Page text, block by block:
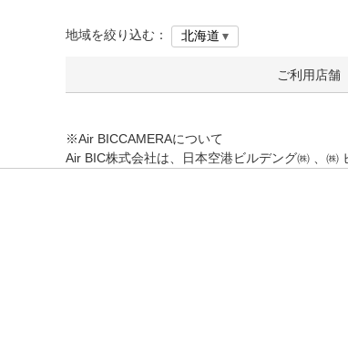
地域を絞り込む：
ご利用店舗
※Air BICCAMERAについて
Air BIC株式会社は、日本空港ビルデング㈱ 、㈱